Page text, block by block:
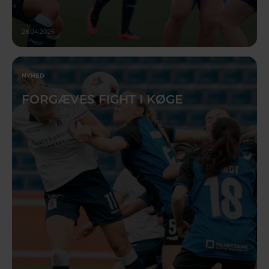
28.04.2026
NYHED
FORGÆVES FIGHT I KØGE